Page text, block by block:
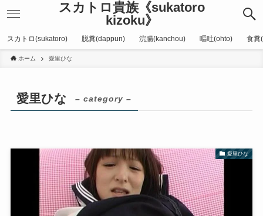
スカトロ貴族《sukatoro
kizoku》
スカトロ(sukatoro) 脱糞(dappun) 浣腸(kanchou) 嘔吐(ohto) 食糞
ホーム 愛里ひな
愛里ひな – category –
愛里ひな